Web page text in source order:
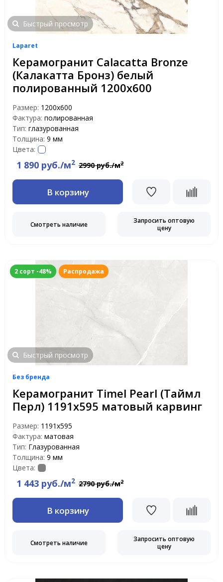
Быстрый просмотр
Laparet
Керамогранит Calacatta Bronze
(Калакатта Бронз) белый
полированный 1200х600
Размер: 1200x600
Фактура: полированная
Тип: глазурованная
Толщина: 9 мм
Цвета:
1 890 руб./м2 2990 руб./м2
В корзину
Смотреть наличие
Запросить оптовую
цену
2 сорт -48% Распродажа
Быстрый просмотр
Без бренда
Керамогранит Timel Pearl (Таймл
Перл) 1191х595 матовый карвинг
Размер: 1191x595
Фактура: матовая
Тип: Глазурованная
Толщина: 9 мм
Цвета:
1 443 руб./м2 2790 руб./м2
В корзину
Смотреть наличие
Запросить оптовую
цену